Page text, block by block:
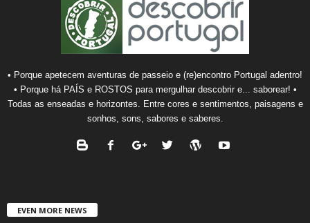
• Porque apetecem aventuras de passeio e (re)encontro Portugal adentro!
• Porque há PAÍS e ROSTOS para mergulhar descobrir e... saborear! •
Todas as enseadas e horizontes. Entre cores e sentimentos, paisagens e
sonhos, sons, sabores e saberes.
EVEN MORE NEWS